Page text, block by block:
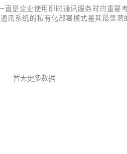
是企业使用即时通讯服务时的重
系统的私有化部署模式是其最显
暂无更多数据